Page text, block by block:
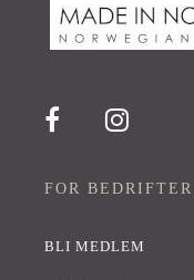
FOR BEDRIFTER
BLI MEDLEM